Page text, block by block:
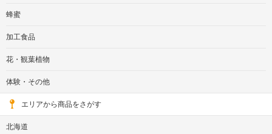
蜂蜜
加工食品
花・観葉植物
体験・その他
エリアから商品をさがす
北海道